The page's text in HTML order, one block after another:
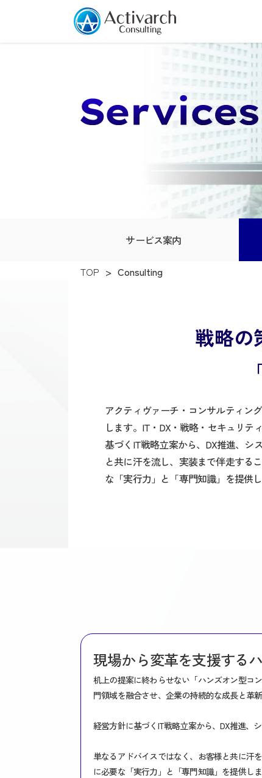
サービス案内
TOP Consulting
戦略の
アクティヴァーチ・コンサルティン
します。IT・DX・戦略・セキュリ
基づくIT戦略立案から、DX推進、シ
と共に汗を流し、実装まで伴走する
な「実行力」と「専門知識」を提供し
現場から変革を支援する
机上の提案に終わらせない「ハンズオン型コ
門領域を融合させ、企業の持続的な成長と革新
経営方針に基づくIT戦略立案から、DX推進、
単なるアドバイスではなく、お客様と共に汗
に必要な「実行力」と「専門知識」を提供しま